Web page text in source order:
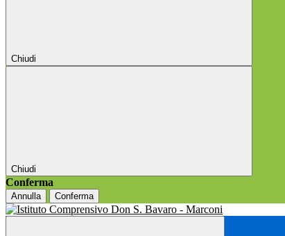
Chiudi
Chiudi
Conferma
Annulla Conferma